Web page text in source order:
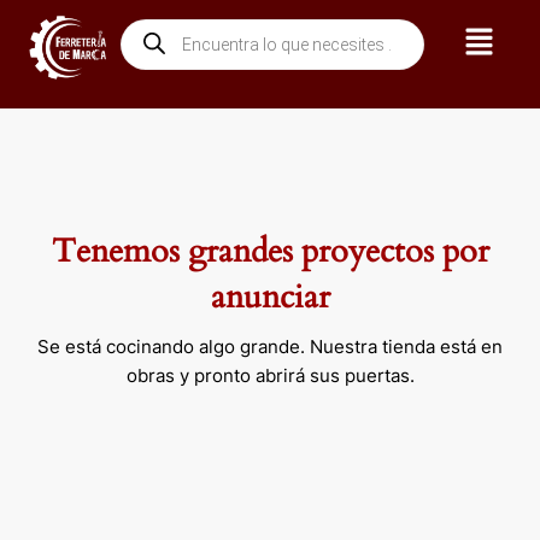
contenido
Búsqueda
de
productos
Menú
Tenemos grandes proyectos por
anunciar
Se está cocinando algo grande. Nuestra tienda está en
obras y pronto abrirá sus puertas.